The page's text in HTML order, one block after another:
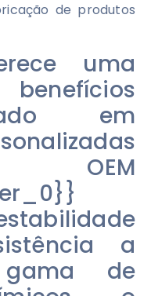
de produtos
uma
em
a
de